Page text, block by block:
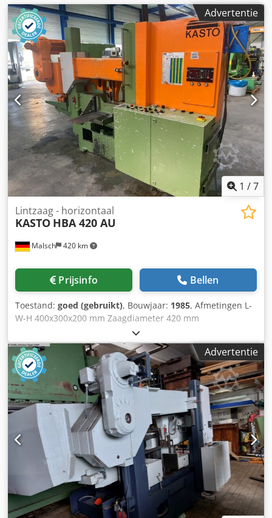
Advertentie
1 /7
Malsch 420 km
Lintzaag - horizontaal
KASTO HBA 420 AU
Prijsinfo Bellen
Toestand: goed (gebruikt), Bouwjaar: 1985, Afmetingen L-
W-H 400x300x200 mm Zaagdiameter 420 mm
Machinegewicht ca. 3500 kg Fabrikant: KASTO Dsdpfxjvf N
Sue Aniewa Type: HBA 420U Bouwjaar: 1985 Afmetingen
(breedte x hoogte x diepte): ca. 400x200x300 cm
Volautomatische NC horizontale lintzaag 1
spanentransporteur, 1 externe spanentransporteur, 1
person. aangedreven rollenbaan ca. 450 cm.
Advertentie